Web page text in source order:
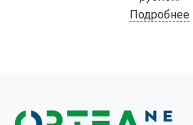
Подробнее